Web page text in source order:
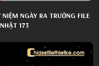
NGÀY RA TRƯỜNG FILE
173